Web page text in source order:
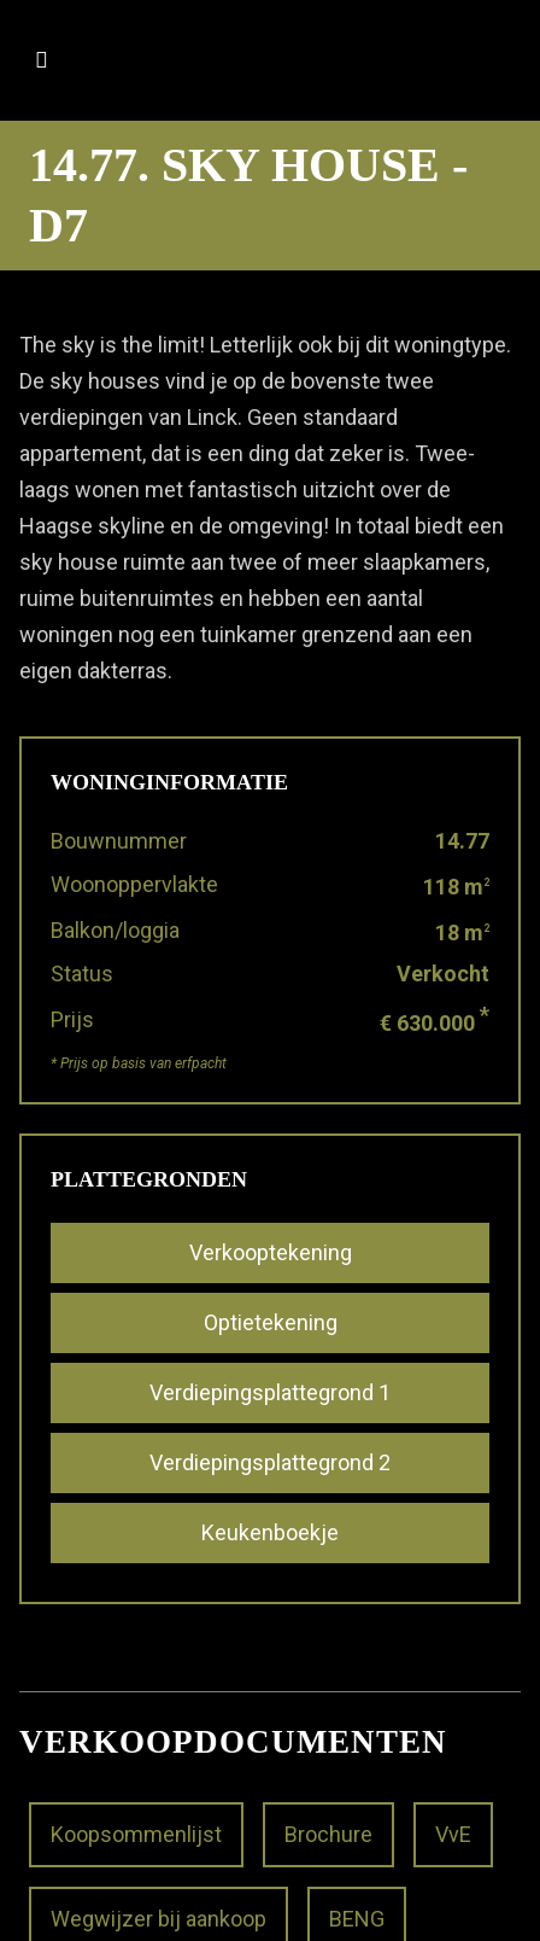
14.77. SKY HOUSE -
D7
The sky is the limit! Letterlijk ook bij dit woningtype.
De sky houses vind je op de bovenste twee
verdiepingen van Linck. Geen standaard
appartement, dat is een ding dat zeker is. Twee-
laags wonen met fantastisch uitzicht over de
Haagse skyline en de omgeving! In totaal biedt een
sky house ruimte aan twee of meer slaapkamers,
ruime buitenruimtes en hebben een aantal
woningen nog een tuinkamer grenzend aan een
eigen dakterras.
WONINGINFORMATIE
Bouwnummer
14.77
Woonoppervlakte
118 m 2
Balkon/loggia 18 m 2
Status
Verkocht
Prijs
€ 630.000*
* Prijs op basis van erfpacht
PLATTEGRONDEN
Verkooptekening
Optietekening
Verdiepingsplattegrond 1
Verdiepingsplattegrond 2
Keukenboekje
VERKOOPDOCUMENTEN
Koopsommenlijst Brochure VvE
Wegwijzer bij aankoop BENG